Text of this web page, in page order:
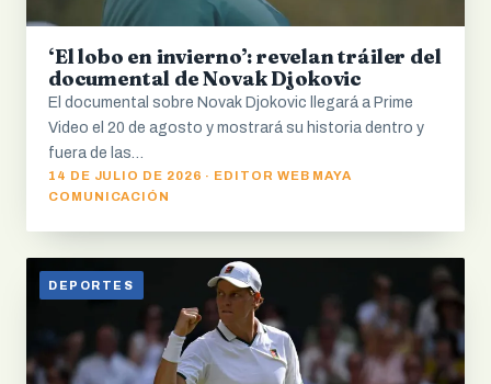
‘El lobo en invierno’: revelan tráiler del
documental de Novak Djokovic
El documental sobre Novak Djokovic llegará a Prime
Video el 20 de agosto y mostrará su historia dentro y
fuera de las…
14 DE JULIO DE 2026 · EDITOR WEB MAYA
COMUNICACIÓN
DEPORTES